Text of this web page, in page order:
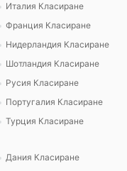
Италия Класиране
Франция Класиране
Нидерландия Класиране
Шотландия Класиране
Русия Класиране
Португалия Класиране
Турция Класиране
Дания Класиране